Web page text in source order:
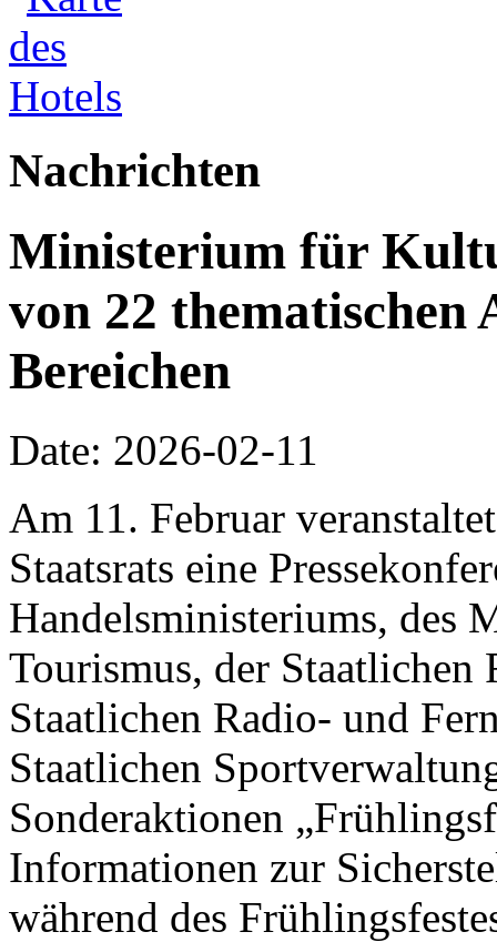
Nachrichten
Ministerium für
von 22
Bereichen
Date: 2026-02-11
Am 11. Februar
Staatsrats eine
Handelsministeriums, des
Tourismus, der Staatlichen
Staatlichen Radio- und
Staatlichen
Sonderaktionen
Informationen zur
während des